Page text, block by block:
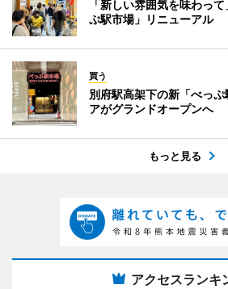
「新しい雰囲気を味わっ
ぷ駅市場」リニューアル
買う
別府駅高架下の新「べっ
アがグランドオープンへ
もっと見る
アクセスランキ